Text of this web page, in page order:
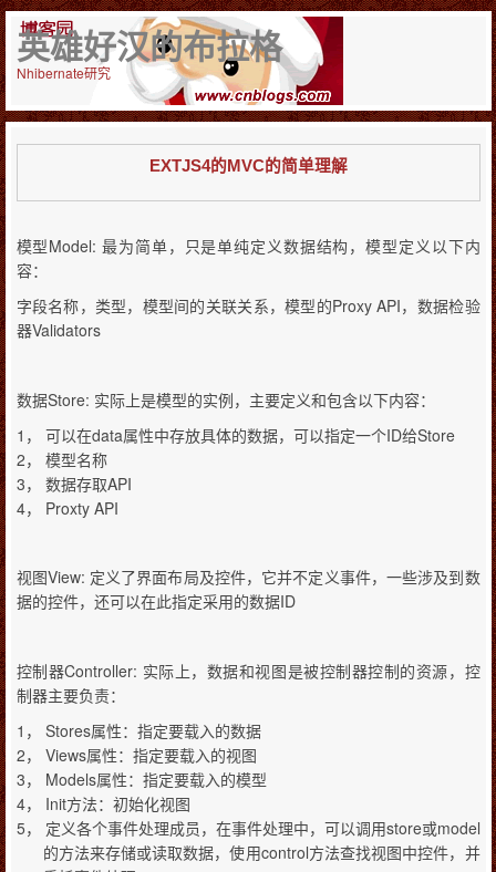
英雄好汉的布拉格
Nhibernate研究
EXTJS4的MVC的简单理解
模型 Model:最为简单，只是单纯定义数据结构，模型定义以下内
容：
字段名称，类型，模型间的关联关系，模型的Proxy API ，数据检验
器Validators
数据Store: 实际上是模型的实例，主要定义和包含以下内容：
1， 可以在data属性中存放具体的数据，可以指定一个ID给Store
2，
模型名称
3， 数据存取API
4， Proxty API
视图View: 定义了界面布局及控件，它并不定义事件，一些涉及到数
据的控件，还可以在此指定采用的数据ID
控制器Controller: 实际上，数据和视图是被控制器控制的资源，控
制器主要负责：
1， Stores属性：指定要载入的数据
2， Views属性：指定要载入的视图
3， Models属性：指定要载入的模型
4， Init方法：初始化视图
5， 定义各个事件处理成员，在事件处理中，可以调用store或model
的方法来存储或读取数据，使用control方法查找视图中控件，并